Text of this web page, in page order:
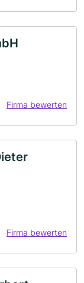
Firma bewerten
Firma bewerten